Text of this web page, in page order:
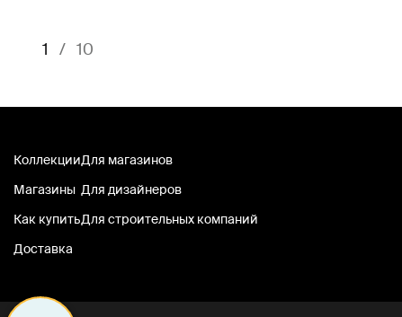
1 / 10
Коллекции
Магазины
Как купить
Доставка
Для магазинов
Для дизайнеров
Для строительных компаний